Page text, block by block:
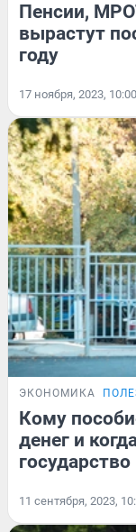
Пенсии,
вырастут
году
17 ноября, 2023, 10:00
ЭКОНОМИКА
Кому
денег и
государство
11 сентября, 2023,